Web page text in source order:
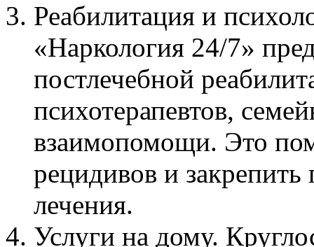
Реабилитация и
«Наркология 24/7»
постлечебной
психотерапевтов,
взаимопомощи. Это
рецидивов и закрепить
лечения.
Услуги на дому.